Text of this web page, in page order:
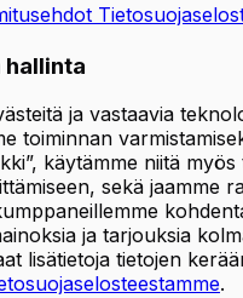
hallinta
ja vastaavia
toiminnan
käytämme niitä myös
sekä jaamme
ja tarjouksia
lisätietoja tietojen
.